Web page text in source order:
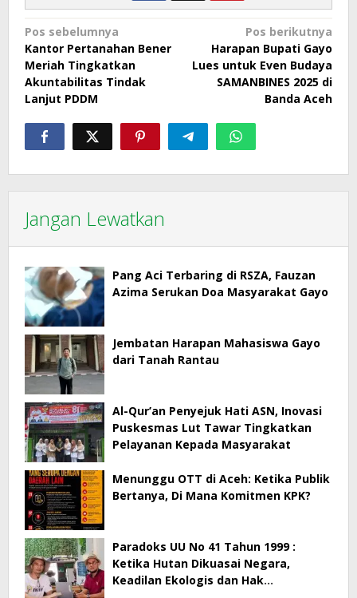
Navigasi
pos
Pos sebelumnya
Kantor Pertanahan Bener
Meriah Tingkatkan
Akuntabilitas Tindak
Lanjut PDDM
Pos berikutnya
Harapan Bupati Gayo
Lues untuk Even Budaya
SAMANBINES 2025 di
Banda Aceh
Jangan Lewatkan
Pang Aci Terbaring di RSZA, Fauzan
Azima Serukan Doa Masyarakat Gayo
Jembatan Harapan Mahasiswa Gayo
dari Tanah Rantau
Al-Qur’an Penyejuk Hati ASN, Inovasi
Puskesmas Lut Tawar Tingkatkan
Pelayanan Kepada Masyarakat
Menunggu OTT di Aceh: Ketika Publik
Bertanya, Di Mana Komitmen KPK?
Paradoks UU No 41 Tahun 1999 :
Ketika Hutan Dikuasai Negara,
Keadilan Ekologis dan Hak